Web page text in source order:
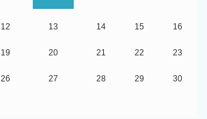
12 13 14 15 16
19 20 21 22 23
26 27 28 29 30